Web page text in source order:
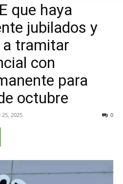
que haya
jubilados y
a tramitar
con
para
octubre
2025 0